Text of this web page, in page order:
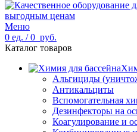
Меню
0 ед. / 0 руб.
Каталог товаров
Альгициды
Антикальциты
Вспомогательная
Дезинфекторы на
Коагулирование и